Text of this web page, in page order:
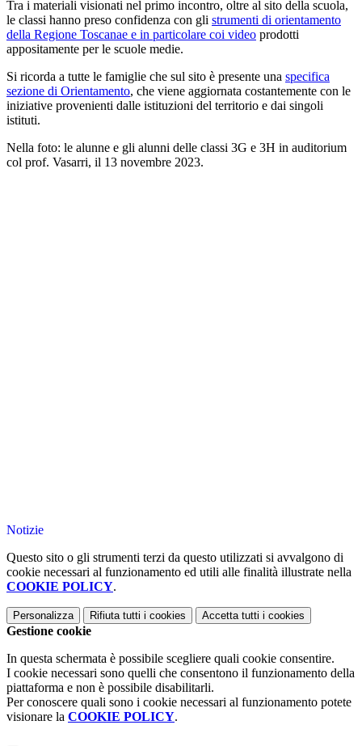
Tra i materiali visionati nel primo incontro, oltre al sito della scuola,
le classi hanno preso confidenza con gli strumenti di orientamento
della Regione Toscanae e in particolare coi video prodotti
appositamente per le scuole medie.
Si ricorda a tutte le famiglie che sul sito è presente una specifica
sezione di Orientamento, che viene aggiornata costantemente con le
iniziative provenienti dalle istituzioni del territorio e dai singoli
istituti.
Nella foto: le alunne e gli alunni delle classi 3G e 3H in auditorium
col prof. Vasarri, il 13 novembre 2023.
Notizie
Questo sito o gli strumenti terzi da questo utilizzati si avvalgono di
cookie necessari al funzionamento ed utili alle finalità illustrate nella
COOKIE POLICY.
Personalizza Rifiuta tutti i cookies Accetta tutti i cookies
Gestione cookie
In questa schermata è possibile scegliere quali cookie consentire.
I cookie necessari sono quelli che consentono il funzionamento della
piattaforma e non è possibile disabilitarli.
Per conoscere quali sono i cookie necessari al funzionamento potete
visionare la COOKIE POLICY.